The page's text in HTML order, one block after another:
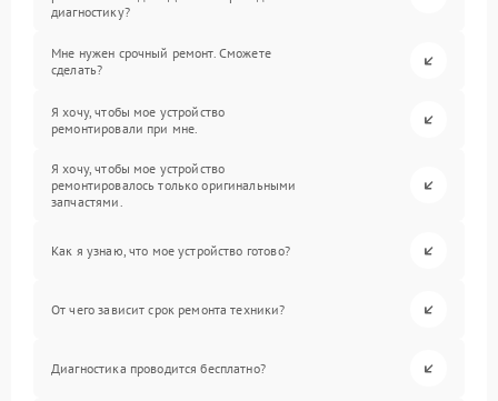
диагностику?
Мне нужен срочный ремонт. Сможете
сделать?
Я хочу, чтобы мое устройство
ремонтировали при мне.
Я хочу, чтобы мое устройство
ремонтировалось только оригинальными
запчастями.
Как я узнаю, что мое устройство готово?
От чего зависит срок ремонта техники?
Диагностика проводится бесплатно?